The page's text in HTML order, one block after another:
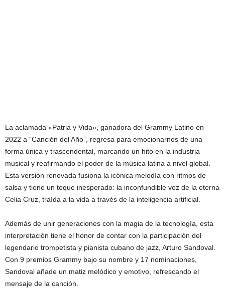
La aclamada «Patria y Vida», ganadora del Grammy Latino en
2022 a “Canción del Año”, regresa para emocionarnos de una
forma única y trascendental, marcando un hito en la industria
musical y reafirmando el poder de la música latina a nivel global.
Esta versión renovada fusiona la icónica melodía con ritmos de
salsa y tiene un toque inesperado: la inconfundible voz de la eterna
Celia Cruz, traída a la vida a través de la inteligencia artificial.
Además de unir generaciones con la magia de la tecnología, esta
interpretación tiene el honor de contar con la participación del
legendario trompetista y pianista cubano de jazz, Arturo Sandoval.
Con 9 premios Grammy bajo su nombre y 17 nominaciones,
Sandoval añade un matiz melódico y emotivo, refrescando el
mensaje de la canción.